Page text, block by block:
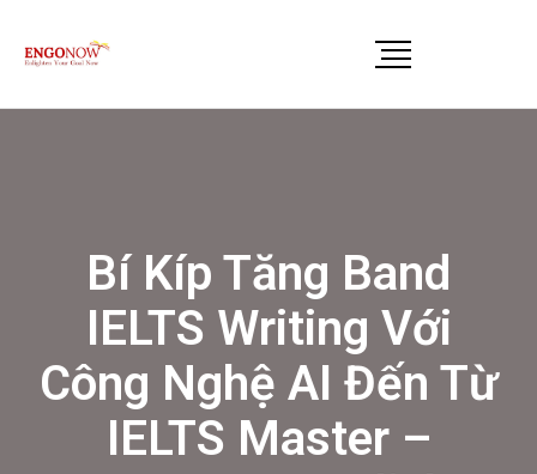
Bí Kíp Tăng Band
IELTS Writing Với
Công Nghệ AI Đến Từ
IELTS Master –